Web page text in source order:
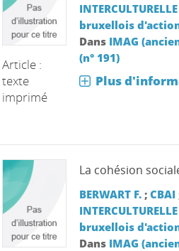
Article :
texte
imprimé
INTERCULTURELLE
bruxellois
Dans IMAG
(n° 191)
Plus
La cohésion
BERWART F.; CBAI
INTERCULTURELLE
bruxellois
Dans IMAG